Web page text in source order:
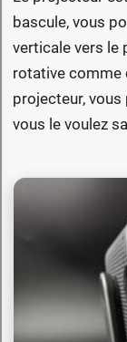
bascule, vous
verticale vers le
rotative comme
projecteur,
vous le voulez